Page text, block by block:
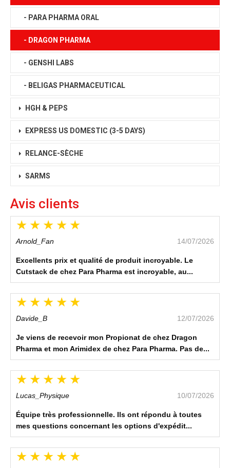
- PARA PHARMA ORAL
- DRAGON PHARMA
- GENSHI LABS
- BELIGAS PHARMACEUTICAL
HGH & PEPS
EXPRESS US DOMESTIC (3-5 DAYS)
RELANCE-SÈCHE
SARMS
Avis clients
Arnold_Fan 14/07/2026
Excellents prix et qualité de produit incroyable. Le
Cutstack de chez Para Pharma est incroyable, au...
Davide_B 12/07/2026
Je viens de recevoir mon Propionat de chez Dragon
Pharma et mon Arimidex de chez Para Pharma. Pas de...
Lucas_Physique 10/07/2026
Équipe très professionnelle. Ils ont répondu à toutes
mes questions concernant les options d'expédit...